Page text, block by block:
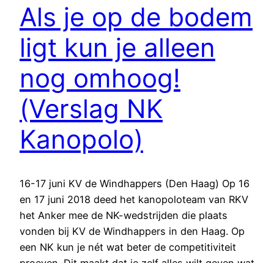
Als je op de bodem
ligt kun je alleen
nog omhoog!
(Verslag NK
Kanopolo)
16-17 juni KV de Windhappers (Den Haag) Op 16
en 17 juni 2018 deed het kanopoloteam van RKV
het Anker mee de NK-wedstrijden die plaats
vonden bij KV de Windhappers in den Haag. Op
een NK kun je nét wat beter de competitiviteit